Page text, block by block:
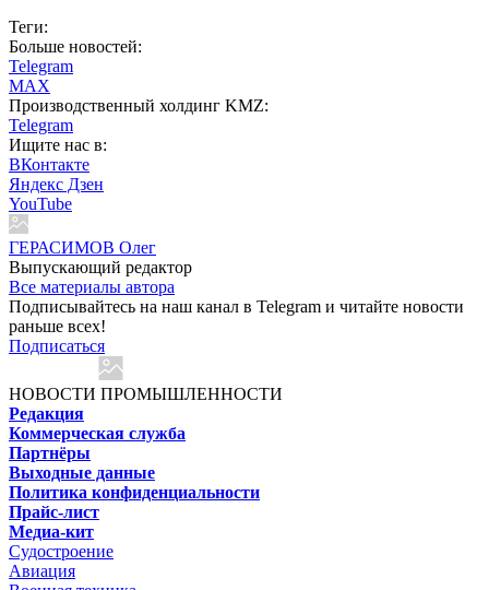
Теги:
Больше новостей:
Telegram
MAX
Производственный холдинг KMZ:
Telegram
Ищите нас в:
ВКонтакте
Яндекс Дзен
YouTube
ГЕРАСИМОВ Олег
Выпускающий редактор
Все материалы автора
Подписывайтесь на наш канал в Telegram и читайте новости
раньше всех!
Подписаться
НОВОСТИ ПРОМЫШЛЕННОСТИ
Редакция
Коммерческая служба
Партнёры
Выходные данные
Политика конфиденциальности
Прайс-лист
Медиа-кит
Судостроение
Авиация